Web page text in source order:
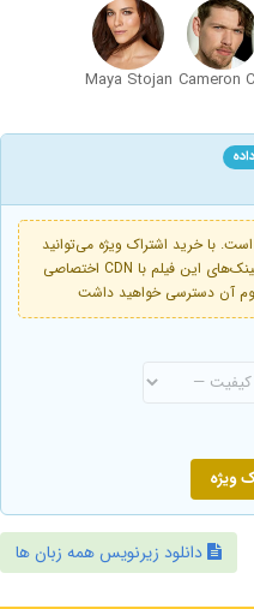
Maya Stojan
با خرید اشتراک ویژه می‌توانید
هر 2 ساعت یک‌بار درخواست همگام‌سازی لینک‌های این فیلم با CDN اختصاصی
آن دسترسی خواهید داشت
ویژه
دانلود زیرنویس همه زبان ها